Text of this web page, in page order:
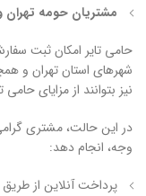
مشتریان حومه تهران
حامی تایر امکان ثبت
شهرهای استان تهران و
نیز بتوانند از مزایای حامی
در این حالت، مشتری
وجه، انجام دهد:
پرداخت آنلاین از